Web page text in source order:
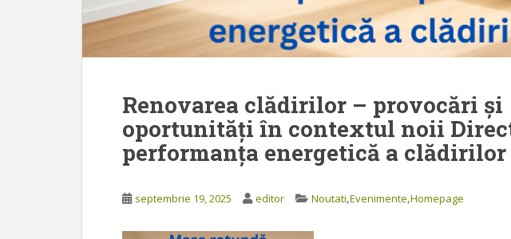
Renovarea clădirilor – provocări și
oportunități în contextul noii
performanța energetică a clădirilor
septembrie 19, 2025 editor Noutati,Evenimente,Homepage